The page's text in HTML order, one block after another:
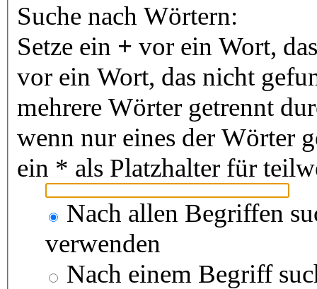
Suche nach Wörtern:
Setze ein + vor ein Wort,
vor ein Wort, das nicht
mehrere Wörter getrennt
wenn nur eines der Wörter
ein * als Platzhalter für
Nach allen Begriffen
verwenden
Nach einem Begriff